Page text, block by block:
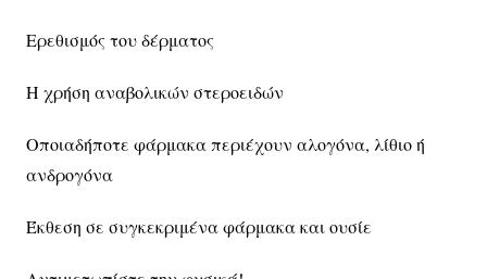
Ερεθισμός του δέρματος
Η χρήση αναβολικών στεροειδών
Οποιαδήποτε φάρμακα περιέχουν αλογόνα, λίθιο ή
ανδρογόνα
Έκθεση σε συγκεκριμένα φάρμακα και ουσίε